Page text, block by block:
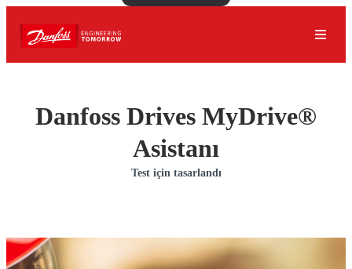
Danfoss Drives MyDrive®
Asistanı
Test için tasarlandı